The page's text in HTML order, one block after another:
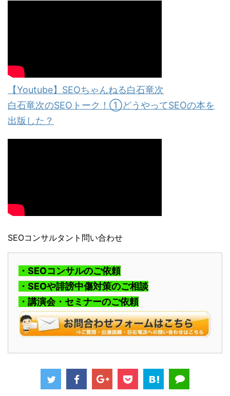
【Youtube】SEOちゃんねる白石竜次
白石竜次のSEOトーク！①どうやってSEOの本を
出版した？
SEOコンサルタント問い合わせ
・SEOコンサルのご依頼
・SEOや誹謗中傷対策のご相談
・講演会・セミナーのご依頼